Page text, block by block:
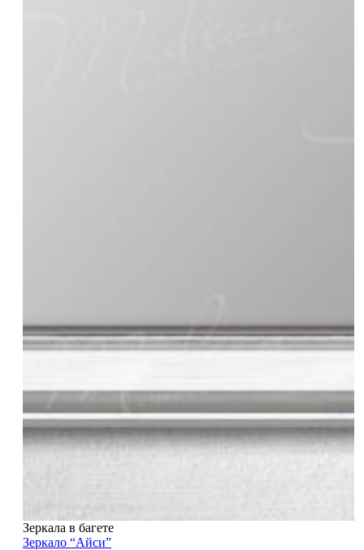
Зеркала в багете
Зеркало “Айси”